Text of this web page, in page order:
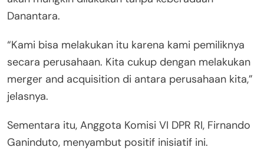
Danantara.
“Kami bisa melakukan itu karena kami pemiliknya
secara perusahaan. Kita cukup dengan melakukan
merger and acquisition di antara perusahaan kita,”
jelasnya.
Sementara itu, Anggota Komisi VI DPR RI, Firnando
Ganinduto, menyambut positif inisiatif ini.